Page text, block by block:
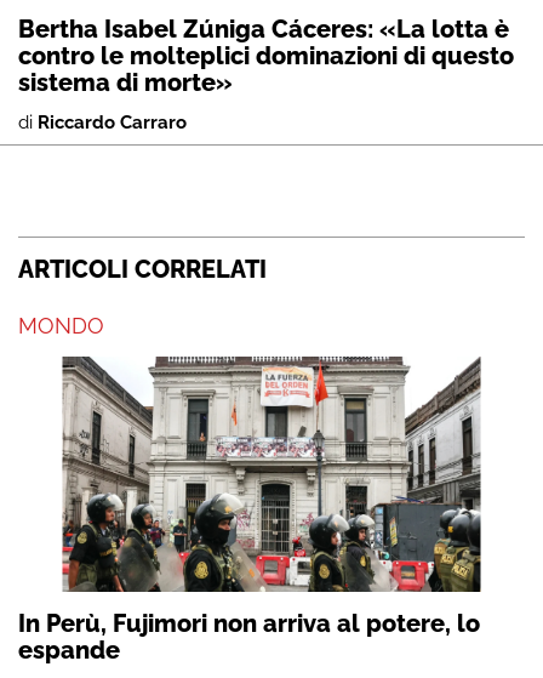
Bertha Isabel Zúniga Cáceres: «La lotta è
contro le molteplici dominazioni di questo
sistema di morte»
di Riccardo Carraro
ARTICOLI CORRELATI
MONDO
In Perù, Fujimori non arriva al potere, lo
espande